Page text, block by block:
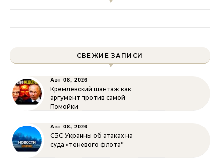
СВЕЖИЕ ЗАПИСИ
Авг 08, 2026
Кремлёвский шантаж как
аргумент против самой
Помойки
Авг 08, 2026
СБС Украины об атаках на
суда «теневого флота”